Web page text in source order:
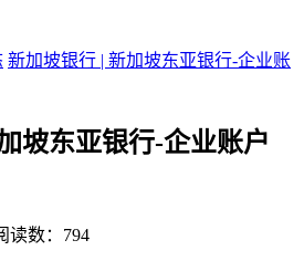
新加坡银行 | 新加坡东亚银行-企业账
坡东亚银行-企业账户
读数：794